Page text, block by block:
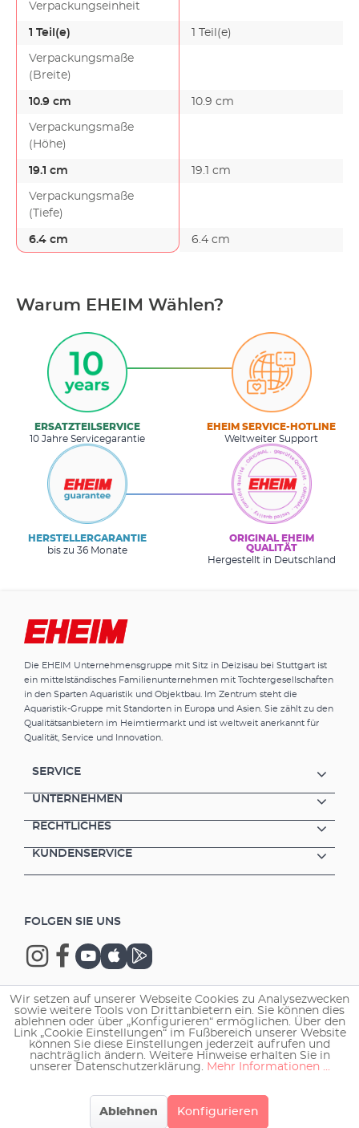
Verpackungseinheit
1 Teil(e) 1 Teil(e)
Verpackungsmaße
(Breite)
10.9 cm 10.9 cm
Verpackungsmaße
(Höhe)
19.1 cm 19.1 cm
Verpackungsmaße
(Tiefe)
6.4 cm 6.4 cm
Warum EHEIM Wählen?
ERSATZTEILSERVICE
10 Jahre Servicegarantie
EHEIM SERVICE-HOTLINE
Weltweiter Support
HERSTELLERGARANTIE
bis zu 36 Monate
ORIGINAL EHEIM
QUALITÄT
Hergestellt in Deutschland
Die EHEIM Unternehmensgruppe mit Sitz in Deizisau bei Stuttgart ist
ein mittelständisches Familienunternehmen mit Tochtergesellschaften
in den Sparten Aquaristik und Objektbau. Im Zentrum steht die
Aquaristik-Gruppe mit Standorten in Europa und Asien. Sie zählt zu den
Qualitätsanbietern im Heimtiermarkt und ist weltweit anerkannt für
Qualität, Service und Innovation.
SERVICE
UNTERNEHMEN
RECHTLICHES
KUNDENSERVICE
FOLGEN SIE UNS
Copyright © 2026 EHEIM GmbH & Co. KG.
Wir setzen auf unserer Webseite Cookies zu Analysezwecken
sowie weitere Tools von Drittanbietern ein. Sie können dies
ablehnen oder über „Konfigurieren“ ermöglichen. Über den
Link „Cookie Einstellungen“ im Fußbereich unserer Website
können Sie diese Einstellungen jederzeit aufrufen und
nachträglich ändern. Weitere Hinweise erhalten Sie in
unserer Datenschutzerklärung. Mehr Informationen ...
Ablehnen Konfigurieren